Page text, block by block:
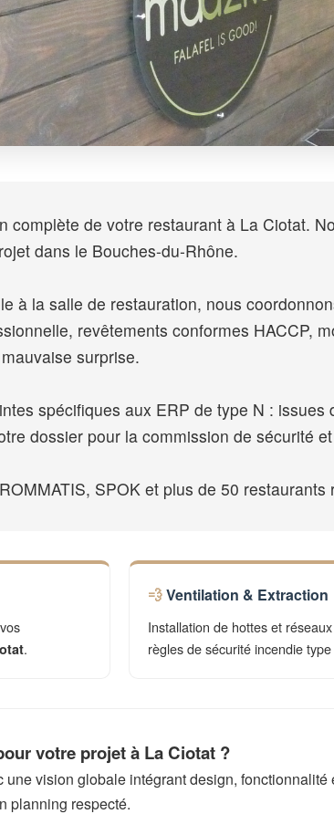
complète de votre restaurant à La Ciotat.
dans le Bouches-du-Rhône.
à la salle de restauration, nous
revêtements conformes HACCP,
surprise.
spécifiques aux ERP de type N :
dossier pour la commission de sécurité
SPOK et plus de 50
.
Ventilation & Extraction
Installation de hottes et
règles de sécurité incendie type
votre projet à La Ciotat ?
vision globale intégrant design,
planning respecté.